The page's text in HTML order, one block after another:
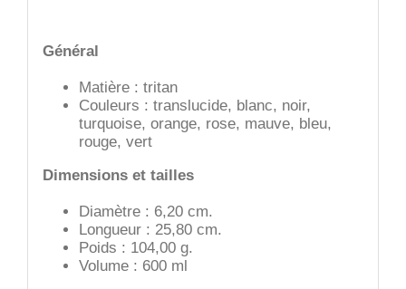
Général
Matière : tritan
Couleurs : translucide, blanc, noir,
turquoise, orange, rose, mauve, bleu,
rouge, vert
Dimensions et tailles
Diamètre : 6,20 cm.
Longueur : 25,80 cm.
Poids : 104,00 g.
Volume : 600 ml